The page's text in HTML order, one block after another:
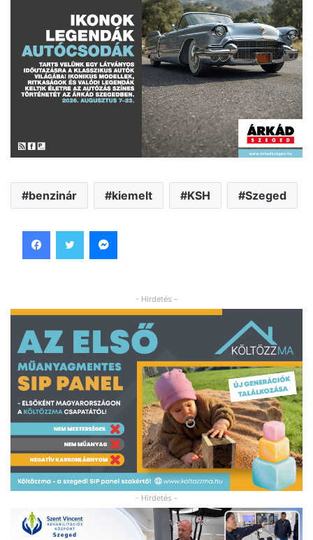
benzinár kiemelt KSH Szeged
- Hirdetés -
- Hirdetés -